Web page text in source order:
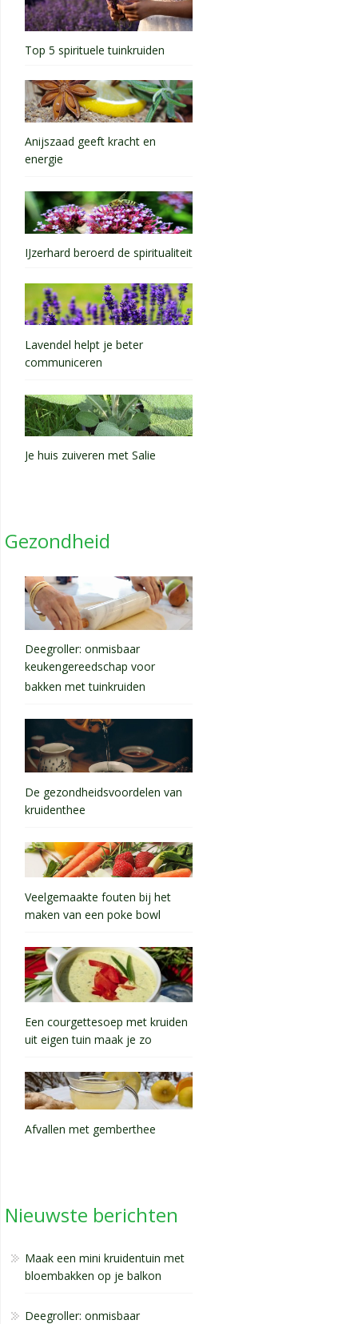
Top 5 spirituele tuinkruiden
Anijszaad geeft kracht en
energie
IJzerhard beroerd de spiritualiteit
Lavendel helpt je beter
communiceren
Je huis zuiveren met Salie
Gezondheid
Deegroller: onmisbaar
keukengereedschap voor
bakken met tuinkruiden
De gezondheidsvoordelen van
kruidenthee
Veelgemaakte fouten bij het
maken van een poke bowl
Een courgettesoep met kruiden
uit eigen tuin maak je zo
Afvallen met gemberthee
Nieuwste berichten
Maak een mini kruidentuin met
bloembakken op je balkon
Deegroller: onmisbaar